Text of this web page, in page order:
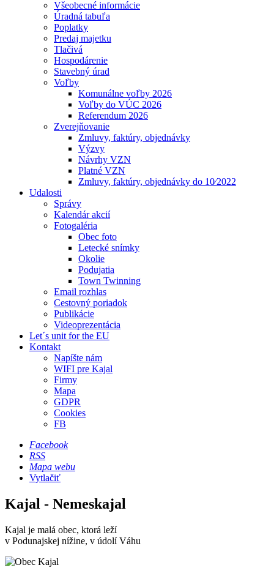
Všeobecné informácie
Úradná tabuľa
Poplatky
Predaj majetku
Tlačivá
Hospodárenie
Stavebný úrad
Voľby
Komunálne voľby 2026
Voľby do VÚC 2026
Referendum 2026
Zverejňovanie
Zmluvy, faktúry, objednávky
Výzvy
Návrhy VZN
Platné VZN
Zmluvy, faktúry, objednávky do 10⁄2022
Udalosti
Správy
Kalendár akcií
Fotogaléria
Obec foto
Letecké snímky
Okolie
Podujatia
Town Twinning
Email rozhlas
Cestovný poriadok
Publikácie
Videoprezentácia
Let´s unit for the EU
Kontakt
Napíšte nám
WIFI pre Kajal
Firmy
Mapa
GDPR
Cookies
FB
Facebook
RSS
Mapa webu
Vytlačiť
Kajal - Nemeskajal
Kajal je malá obec, ktorá leží
v Podunajskej nížine, v údolí Váhu